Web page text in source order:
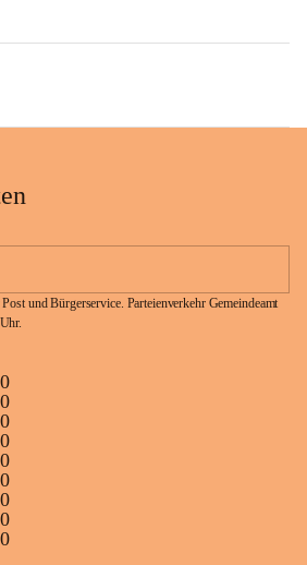
und Bürgerservice. Parteienverkehr Gemeindeamt